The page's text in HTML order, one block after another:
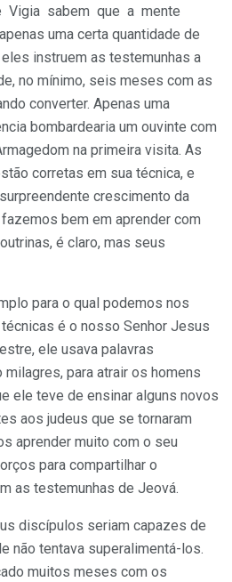
sabem que a mente
uma certa quantidade de
instruem as testemunhas a
no mínimo, seis meses com as
converter. Apenas uma
bombardearia um ouvinte com
na primeira visita. As
corretas em sua técnica, e
crescimento da
bem em aprender com
é claro, mas seus
para o qual podemos nos
é o nosso Senhor Jesus
ele usava palavras
para atrair os homens
ele teve de ensinar alguns novos
aos judeus que se tornaram
aprender muito com o seu
para compartilhar o
as testemunhas de Jeová.
discípulos seriam capazes de
não tentava superalimentá-los.
muitos meses com os